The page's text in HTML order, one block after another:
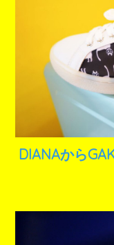
DIANAから